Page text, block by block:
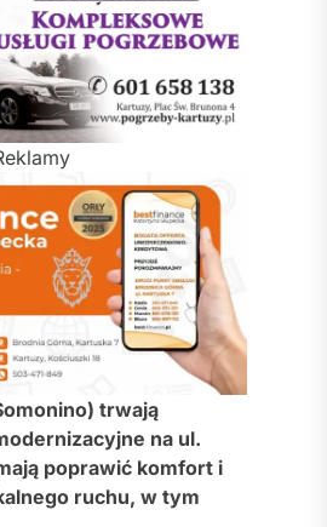
trwają
na ul.
poprawić komfort i
ruchu, w tym